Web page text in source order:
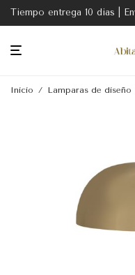
Inicio / Lamparas de diseño